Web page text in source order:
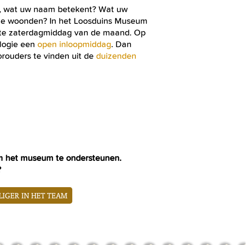
uw naam betekent? Wat uw
woonden? In het Loosduins Museum
zaterdagmiddag van de maand. Op
eenopen inloopmiddag. Dan
te vinden uit deduizenden
het museum te ondersteunen.
IN HET TEAM